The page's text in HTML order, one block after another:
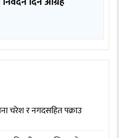
चरेश र नगदसहित पक्राउ